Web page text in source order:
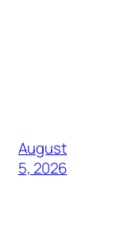
August
5, 2026